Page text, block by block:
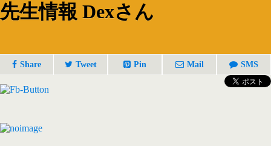
先生情報 Dexさん
Share Tweet Pin Mail SMS